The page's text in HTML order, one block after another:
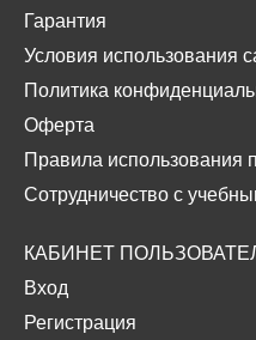
Гарантия
Условия использования
Политика
Оферта
Правила использования
Сотрудничество с
КАБИНЕТ
Вход
Регистрация